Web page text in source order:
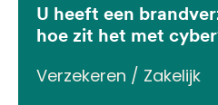
U heeft een
hoe zit het met
Verzekeren / Zakelijk